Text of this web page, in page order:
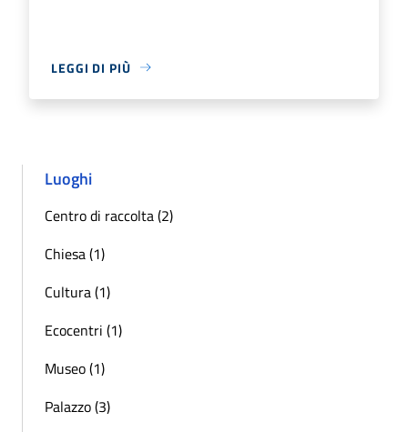
LEGGI DI PIÙ
Luoghi
Centro di raccolta (2)
Chiesa (1)
Cultura (1)
Ecocentri (1)
Museo (1)
Palazzo (3)